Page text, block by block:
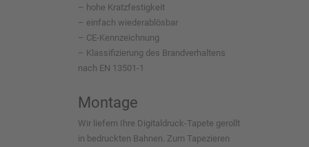
– hohe Kratzfestigkeit
– einfach wiederablösbar
– CE-Kennzeichnung
– Klassifizierung des Brandverhaltens
nach EN 13501-1
Montage
Wir liefern Ihre Digitaldruck-Tapete gerollt
in bedruckten Bahnen. Zum Tapezieren